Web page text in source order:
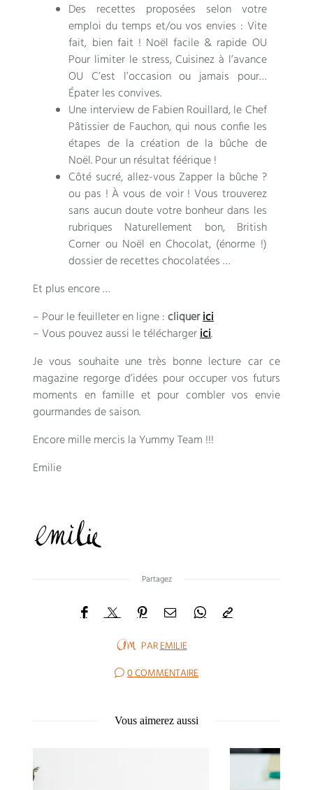
Des recettes proposées selon votre
emploi du temps et/ou vos envies : Vite
fait, bien fait ! Noël facile & rapide OU
Pour limiter le stress, Cuisinez à l’avance
OU C’est l’occasion ou jamais pour…
Épater les convives.
Une interview de Fabien Rouillard, le Chef
Pâtissier de Fauchon, qui nous confie les
étapes de la création de la bûche de
Noël. Pour un résultat féérique !
Côté sucré, allez-vous Zapper la bûche ?
ou pas ! À vous de voir ! Vous trouverez
sans aucun doute votre bonheur dans les
rubriques Naturellement bon, British
Corner ou Noël en Chocolat, (énorme !)
dossier de recettes chocolatées …
Et plus encore …
– Pour le feuilleter en ligne :cliquerici
– Vous pouvez aussi le téléchargerici.
Je vous souhaite une très bonne lecture car ce
magazine regorge d’idées pour occuper vos futurs
moments en famille et pour combler vos envie
gourmandes de saison.
Encore mille mercis la Yummy Team !!!
Emilie
Partagez
PAREMILIE
0 COMMENTAIRE
Vous aimerez aussi